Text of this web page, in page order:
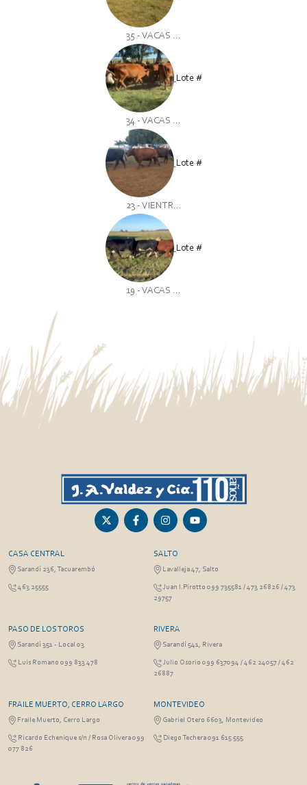
35 - VACAS ...
Lote #
34 - VACAS ...
Lote #
23 - VIENTR...
Lote #
19 - VACAS ...
CASA CENTRAL
Sarandí 236, Tacuarembó
463 25555
SALTO
Lavalleja 47, Salto
Juan I.Pirotto 099 735581 / 473 26826 / 473
29757
PASO DE LOS TOROS
Sarandí 351 - Local 03
Luis Romano 099 833 478
RIVERA
Sarandí 541, Rivera
Julio Osorio 099 637094 / 462 24057 / 462
26887
FRAILE MUERTO, CERRO LARGO
Fraile Muerto, Cerro Largo
Ricardo Echenique s/n / Rosa Olivera 099
077 826
MONTEVIDEO
Gabriel Otero 6603, Montevideo
Diego Techera 091 615 555